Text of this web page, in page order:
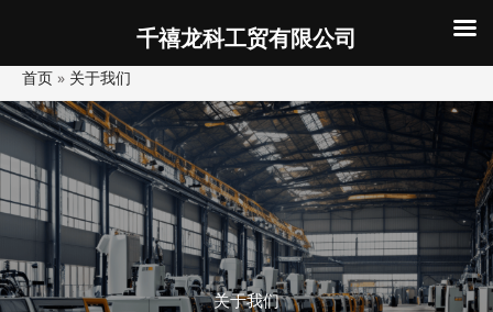
跳
内
首页 » 关于我们
关于我们
千禧龙科工贸有限公司